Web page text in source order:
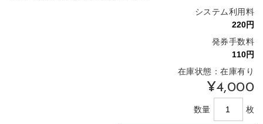
システム利用料
発券手数料
在庫状態：在庫有り
¥4,000
数量 枚